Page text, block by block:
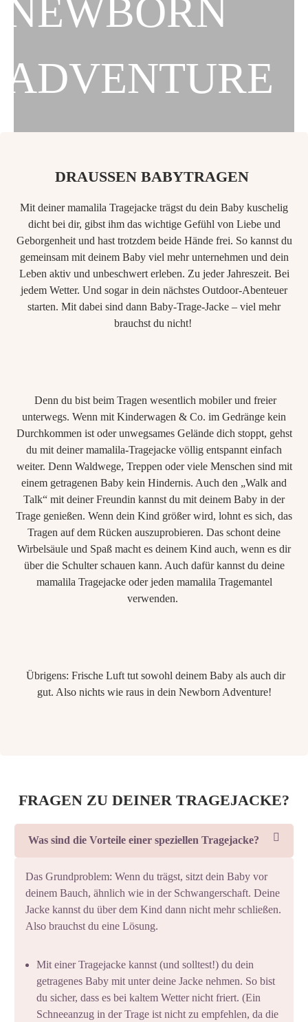
NEWBORN
ADVENTURE
DRAUSSEN BABYTRAGEN
Mit deiner mamalila Tragejacke trägst du dein Baby kuschelig
dicht bei dir, gibst ihm das wichtige Gefühl von Liebe und
Geborgenheit und hast trotzdem beide Hände frei. So kannst du
gemeinsam mit deinem Baby viel mehr unternehmen und dein
Leben aktiv und unbeschwert erleben. Zu jeder Jahreszeit. Bei
jedem Wetter. Und sogar in dein nächstes Outdoor-Abenteuer
starten. Mit dabei sind dann Baby-Trage-Jacke – viel mehr
brauchst du nicht!
Denn du bist beim Tragen wesentlich mobiler und freier
unterwegs. Wenn mit Kinderwagen & Co. im Gedränge kein
Durchkommen ist oder unwegsames Gelände dich stoppt, gehst
du mit deiner mamalila-Tragejacke völlig entspannt einfach
weiter. Denn Waldwege, Treppen oder viele Menschen sind mit
einem getragenen Baby kein Hindernis. Auch den „Walk and
Talk“ mit deiner Freundin kannst du mit deinem Baby in der
Trage genießen. Wenn dein Kind größer wird, lohnt es sich, das
Tragen auf dem Rücken auszuprobieren. Das schont deine
Wirbelsäule und Spaß macht es deinem Kind auch, wenn es dir
über die Schulter schauen kann. Auch dafür kannst du deine
mamalila Tragejacke oder jeden mamalila Tragemantel
verwenden.
Übrigens: Frische Luft tut sowohl deinem Baby als auch dir
gut. Also nichts wie raus in dein Newborn Adventure!
FRAGEN ZU DEINER TRAGEJACKE?
Was sind die Vorteile einer speziellen Tragejacke?
Das Grundproblem: Wenn du trägst, sitzt dein Baby vor
deinem Bauch, ähnlich wie in der Schwangerschaft. Deine
Jacke kannst du über dem Kind dann nicht mehr schließen.
Also brauchst du eine Lösung.
Mit einer Tragejacke kannst (und solltest!) du dein
getragenes Baby mit unter deine Jacke nehmen. So bist
du sicher, dass es bei kaltem Wetter nicht friert. (Ein
Schneeanzug in der Trage ist nicht zu empfehlen, da die